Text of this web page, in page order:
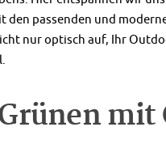
den passenden und
nur optisch auf, Ihr
mit